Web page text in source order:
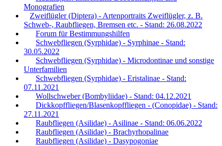
Monografien
Zweiflügler (Diptera) - Artenportraits Zweiflügler, z. B.
Schweb-, Raubfliegen, Bremsen etc. - Stand: 26.08.2022
Forum für Bestimmungshilfen
Schwebfliegen (Syrphidae) - Syrphinae - Stand:
30.05.2022
Schwebfliegen (Syrphidae) - Microdontinae und sonstige
Unterfamilien
Schwebfliegen (Syrphidae) - Eristalinae - Stand:
07.11.2021
Wollschweber (Bombyliidae) - Stand: 04.12.2021
Dickkopffliegen/Blasenkopffliegen - (Conopidae) - Stand:
27.11.2021
Raubfliegen (Asilidae) - Asilinae - Stand: 06.06.2022
Raubfliegen (Asilidae) - Brachyrhopalinae
Raubfliegen (Asilidae) - Dasypogoniae